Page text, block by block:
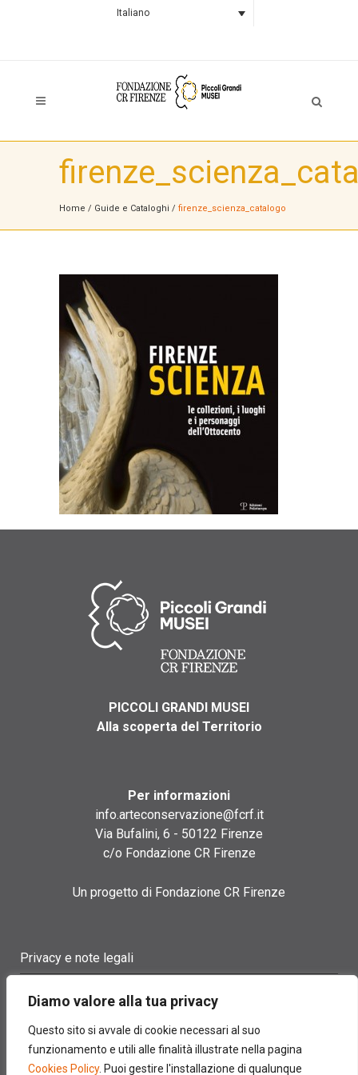
Diamo valore alla tua privacy
Questo sito si avvale di cookie necessari al suo
funzionamento e utili alle finalità illustrate nella pagina
Cookies Policy. Puoi gestire l'installazione di qualunque
Italiano
Home / Guide e Cataloghi / firenze_scienza_catalogo
PICCOLI GRANDI MUSEI
Alla scoperta del Territorio
Per informazioni
info.arteconservazione@fcrf.it
Via Bufalini, 6 - 50122 Firenze
c/o Fondazione CR Firenze
Un progetto di Fondazione CR Firenze
Privacy e note legali
Cookie policy
Contatti